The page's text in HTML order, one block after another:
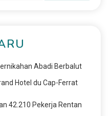
Abadi Berbalut
Hotel du Cap-Ferrat
42.210 Pekerja Rentan